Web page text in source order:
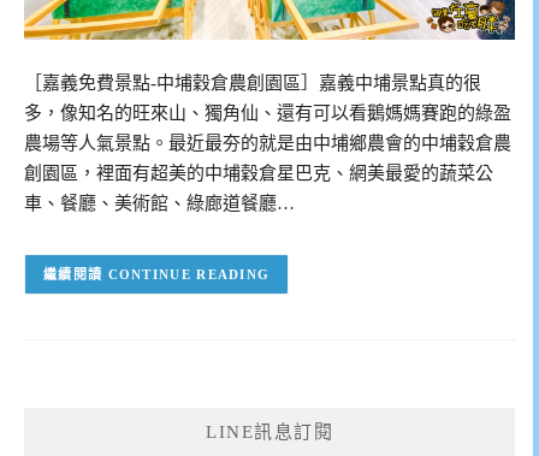
［嘉義免費景點-中埔穀倉農創園區］嘉義中埔景點真的很
多，像知名的旺來山、獨角仙、還有可以看鵝媽媽賽跑的綠盈
農場等人氣景點。最近最夯的就是由中埔鄉農會的中埔穀倉農
創園區，裡面有超美的中埔穀倉星巴克、網美最愛的蔬菜公
車、餐廳、美術館、綠廊道餐廳…
CONTINUE READING
LINE訊息訂閱